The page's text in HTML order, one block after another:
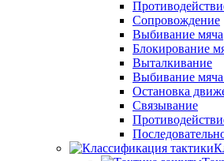
Сопровождение
Выбивание мяча
Блокирование
Выталкивание
Выбивание мяча
Остановка
Связывание